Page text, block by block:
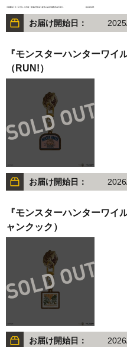
お届け開始日：
『モンスターハンターワイ
（RUN!）
お届け開始日：
『モンスターハンターワイ
ャンクック）
お届け開始日：